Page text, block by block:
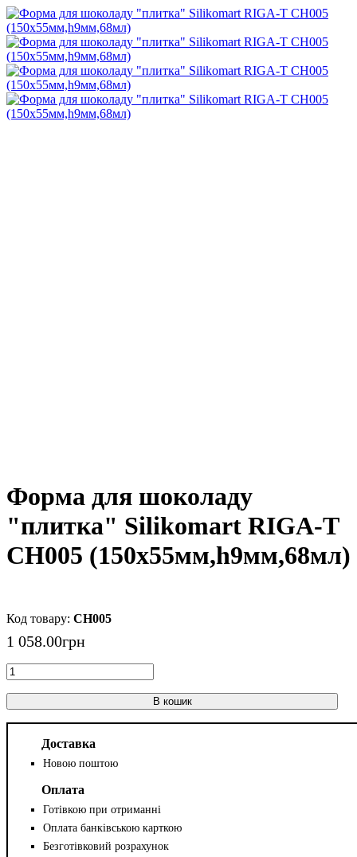
Форма для шоколаду
"плитка" Silikomart RIGA-T
CH005 (150x55мм,h9мм,68мл)
CH005
1 058.00грн
В кошик
Доставка
Новою поштою
Оплата
Готівкою при отриманні
Оплата банківською карткою
Безготівковий розрахунок